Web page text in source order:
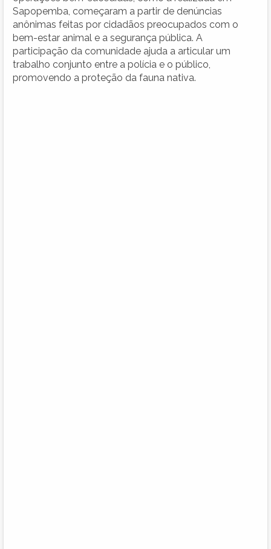
Sapopemba, começaram a partir de denúncias
anônimas feitas por cidadãos preocupados com o
bem-estar animal e a segurança pública. A
participação da comunidade ajuda a articular um
trabalho conjunto entre a polícia e o público,
promovendo a proteção da fauna nativa.